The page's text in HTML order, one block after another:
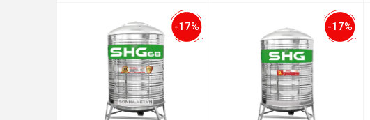
-17% -17%